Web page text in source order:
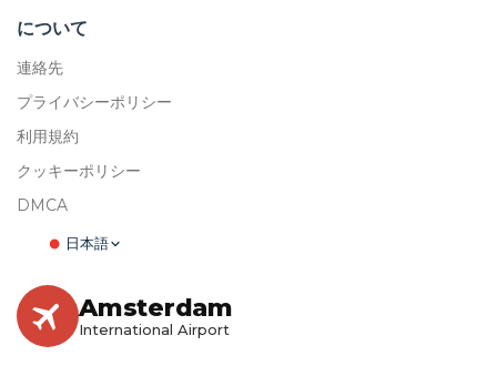
について
連絡先
プライバシーポリシー
利用規約
クッキーポリシー
DMCA
日本語
Amsterdam
International Airport